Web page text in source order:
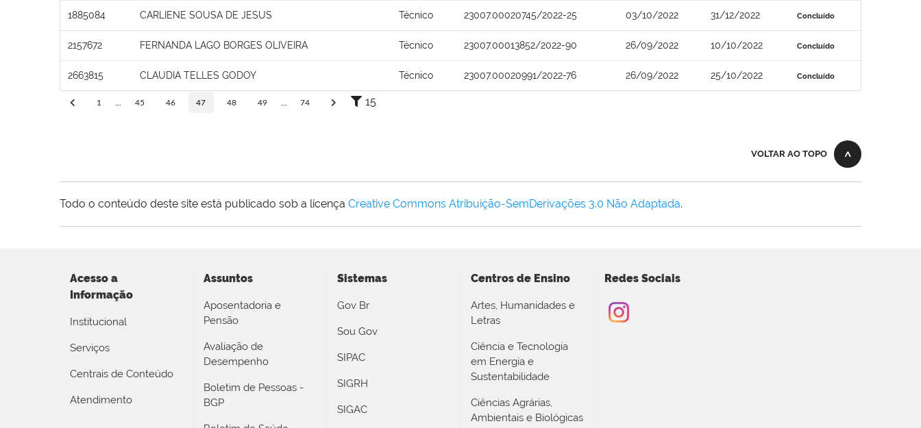
1885084 CARLIENE SOUSA DE JESUS Técnico 23007.00020745/2022-25 03/10/2022 31/12/2022 Concluído
2157672 FERNANDA LAGO BORGES OLIVEIRA Técnico 23007.00013852/2022-90 26/09/2022 10/10/2022 Concluído
2663815 CLAUDIA TELLES GODOY Técnico 23007.00020991/2022-76 26/09/2022 25/10/2022 Concluído
1 45 46 47 48 49 74 15
VOLTAR AO TOPO
Todo o conteúdo deste site está publicado sob a licença Creative Commons Atribuição-SemDerivações 3.0 Não Adaptada.
Acesso a
Informação
Institucional
Serviços
Centrais de Conteúdo
Atendimento
Assuntos
Aposentadoria e
Pensão
Avaliação de
Desempenho
Boletim de Pessoas -
BGP
Sistemas
Gov Br
Sou Gov
SIPAC
SIGRH
SIGAC
Centros de Ensino
Artes, Humanidades e
Letras
Ciência e Tecnologia
em Energia e
Sustentabilidade
Ciências Agrárias,
Ambientais e Biológicas
Redes Sociais